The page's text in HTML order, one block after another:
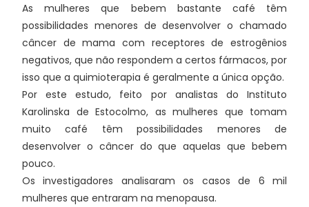
As mulheres que bebem bastante café têm
possibilidades menores de desenvolver o chamado
câncer de mama com receptores de estrogênios
negativos, que não respondem a certos fármacos, por
isso que a quimioterapia é geralmente a única opção.
Por este estudo, feito por analistas do Instituto
Karolinska de Estocolmo, as mulheres que tomam
muito café têm possibilidades menores de
desenvolver o câncer do que aquelas que bebem
pouco.
Os investigadores analisaram os casos de 6 mil
mulheres que entraram na menopausa.